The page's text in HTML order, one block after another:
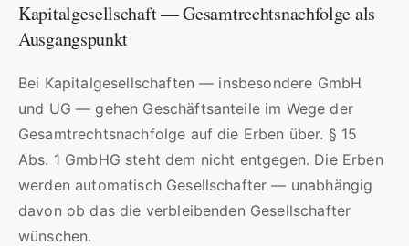
Kapitalgesellschaft — Gesamtrechtsnachfolge als
Ausgangspunkt
Bei Kapitalgesellschaften — insbesondere GmbH
und UG — gehen Geschäftsanteile im Wege der
Gesamtrechtsnachfolge auf die Erben über. § 15
Abs. 1 GmbHG steht dem nicht entgegen. Die Erben
werden automatisch Gesellschafter — unabhängig
davon ob das die verbleibenden Gesellschafter
wünschen.